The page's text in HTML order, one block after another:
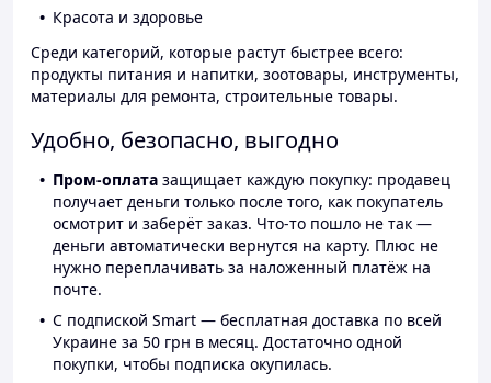
Красота и здоровье
Среди категорий, которые растут быстрее всего:
продукты питания и напитки, зоотовары, инструменты,
материалы для ремонта, строительные товары.
Удобно, безопасно, выгодно
Пром-оплата защищает каждую покупку: продавец
получает деньги только после того, как покупатель
осмотрит и заберёт заказ. Что-то пошло не так —
деньги автоматически вернутся на карту. Плюс не
нужно переплачивать за наложенный платёж на
почте.
С подпиской Smart — бесплатная доставка по всей
Украине за 50 грн в месяц. Достаточно одной
покупки, чтобы подписка окупилась.